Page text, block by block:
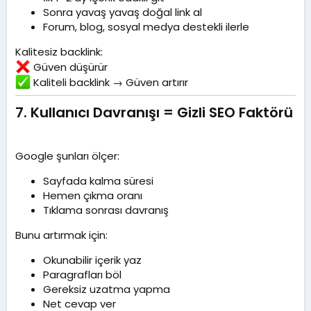
Sonra yavaş yavaş doğal link al
Forum, blog, sosyal medya destekli ilerle
Kalitesiz backlink:
Güven düşürür
Kaliteli backlink → Güven artırır
7. Kullanıcı Davranışı = Gizli SEO Faktörü​
Google şunları ölçer:
Sayfada kalma süresi
Hemen çıkma oranı
Tıklama sonrası davranış
Bunu artırmak için:
Okunabilir içerik yaz
Paragrafları böl
Gereksiz uzatma yapma
Net cevap ver